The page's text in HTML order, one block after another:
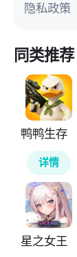
隐私政策
同类推荐
鸭鸭生存
详情
星之女王